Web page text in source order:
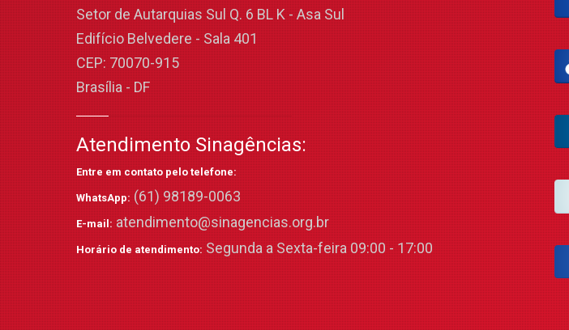
Setor de Autarquias Sul Q. 6 BL K - Asa Sul
Edifício Belvedere - Sala 401
CEP: 70070-915
Brasília - DF
Atendimento Sinagências:
Entre em contato pelo telefone:
WhatsApp:(61) 98189-0063
E-mail:atendimento@sinagencias.org.br
Horário de atendimento:Segunda a Sexta-feira 09:00 - 17:00